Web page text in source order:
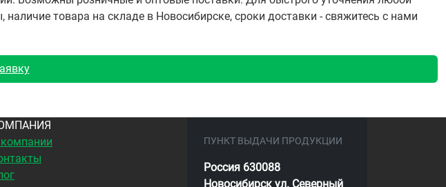
товара на складе в Новосибирске, сроки доставки - свяжитесь с нами
ПУНКТ ВЫДАЧИ ПРОДУКЦИИ
Россия 630088
Новосибирск ул. Северный